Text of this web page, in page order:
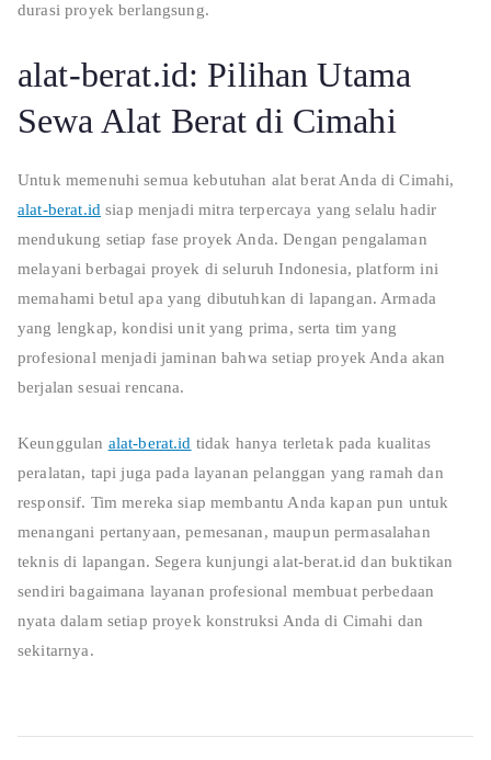
durasi proyek berlangsung.
alat-berat.id: Pilihan Utama
Sewa Alat Berat di Cimahi
Untuk memenuhi semua kebutuhan alat berat Anda di Cimahi,
alat-berat.idsiap menjadi mitra terpercaya yang selalu hadir
mendukung setiap fase proyek Anda. Dengan pengalaman
melayani berbagai proyek di seluruh Indonesia, platform ini
memahami betul apa yang dibutuhkan di lapangan. Armada
yang lengkap, kondisi unit yang prima, serta tim yang
profesional menjadi jaminan bahwa setiap proyek Anda akan
berjalan sesuai rencana.
Keunggulan alat-berat.id tidak hanya terletak pada kualitas
peralatan, tapi juga pada layanan pelanggan yang ramah dan
responsif. Tim mereka siap membantu Anda kapan pun untuk
menangani pertanyaan, pemesanan, maupun permasalahan
teknis di lapangan. Segera kunjungi alat-berat.id dan buktikan
sendiri bagaimana layanan profesional membuat perbedaan
nyata dalam setiap proyek konstruksi Anda di Cimahi dan
sekitarnya.